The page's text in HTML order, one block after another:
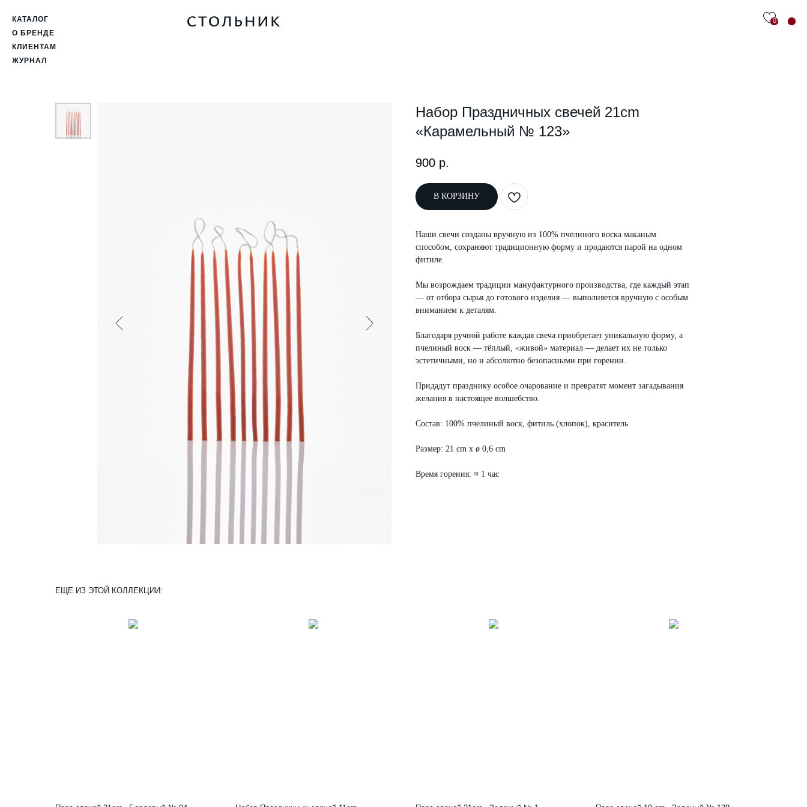
ЖУРНАЛ
КЛИЕНТАМ
О БРЕНДЕ
КАТАЛОГ 0
Набор Праздничных свечей 21cm
«Карамельный № 123»
900 р.
В КОРЗИНУ
Наши свечи созданы вручную из 100% пчелиного воска маканым
способом, сохраняют традиционную форму и продаются парой на одном
фитиле.
Мы возрождаем традиции мануфактурного производства, где каждый этап
— от отбора сырья до готового изделия — выполняется вручную с особым
вниманием к деталям.
Благодаря ручной работе каждая свеча приобретает уникальную форму, а
пчелиный воск — тёплый, «живой» материал — делает их не только
эстетичными, но и абсолютно безопасными при горении.
Придадут празднику особое очарование и превратят момент загадывания
желания в настоящее волшебство.
Состав: 100% пчелиный воск, фитиль (хлопок), краситель
Размер: 21 cm x ø 0,6 cm
Время горения: ≈ 1 час
ЕЩЕ ИЗ ЭТОЙ КОЛЛЕКЦИИ: